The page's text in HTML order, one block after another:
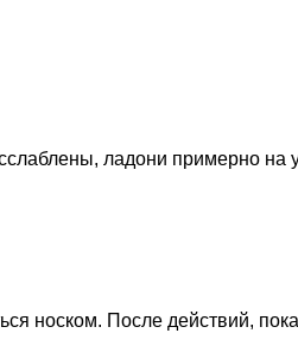
ладони примерно на
носком. После действий,